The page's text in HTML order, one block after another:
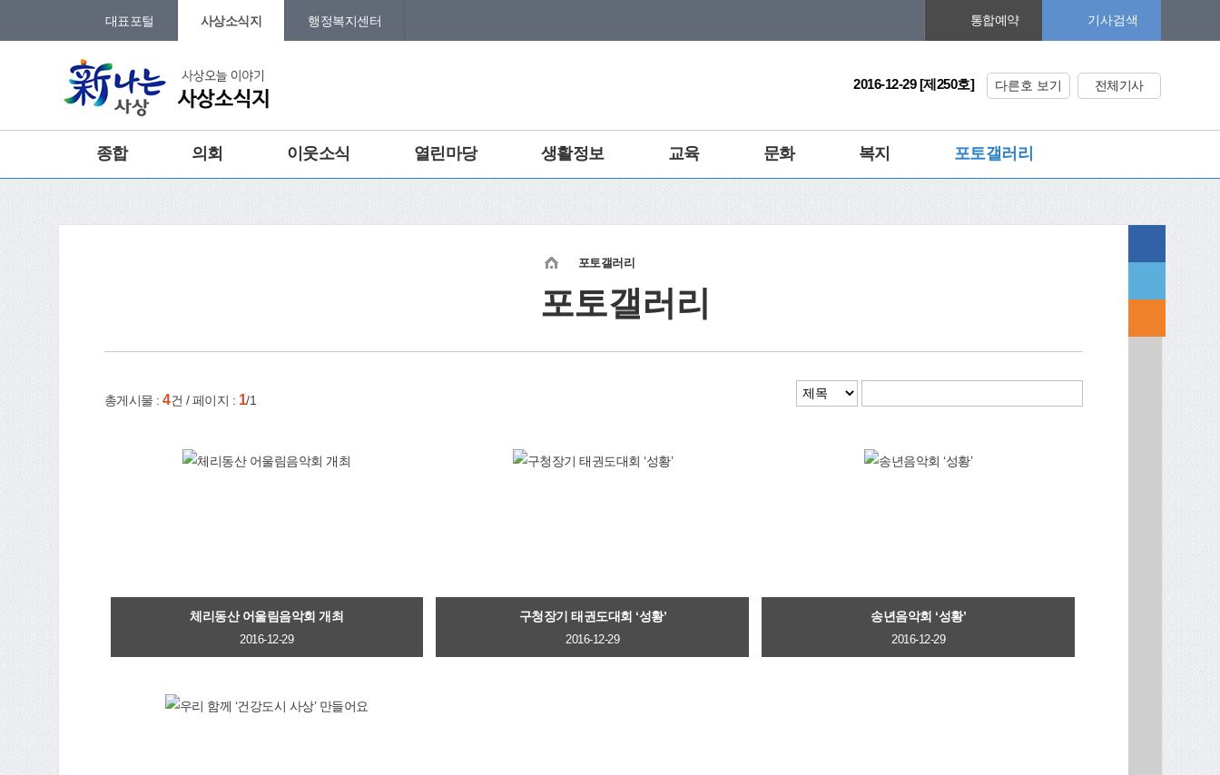
대표포털 사상소식지 행정복지센터 통합예약 기사검색
2016-12-29 [제250호] 다른호 보기 전체기사
종합 의회 이웃소식 열린마당 생활정보 교육 문화 복지 포토갤러리
포토갤러리
포토갤러리
총게시물 : 4건 / 페이지 : 1/1
체리동산 어울림음악회 개최
2016-12-29
구청장기 태권도대회 ‘성황’
2016-12-29
송년음악회 ‘성황’
2016-12-29